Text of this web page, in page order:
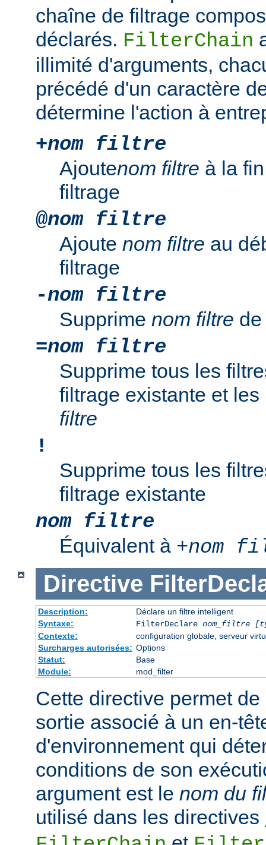
chaîne de filtrage
déclarés. FilterChain
illimité d'arguments,
précédé d'un caractère
détermine l'action à
+nom filtre
Ajoutenom filtre à la
filtrage
@nom filtre
Ajoute nom filtre au
filtrage
-nom filtre
Supprime nom filtre
=nom filtre
Supprime tous les
filtrage existante et
filtre
!
Supprime tous les
filtrage existante
nom filtre
Équivalent à +nom
Directive
Description:
Déclare un filtre intelligent
Syntaxe:
FilterDeclare nom_filtre
Contexte:
configuration globale, serveur
Surcharges autorisées: Options
Statut:
Base
Module:
mod_filter
Cette directive permet
sortie associé à un en-
d'environnement qui
conditions de son
argument est le nom du
utilisé dans les directives